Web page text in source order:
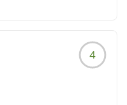
voice/1747?
4